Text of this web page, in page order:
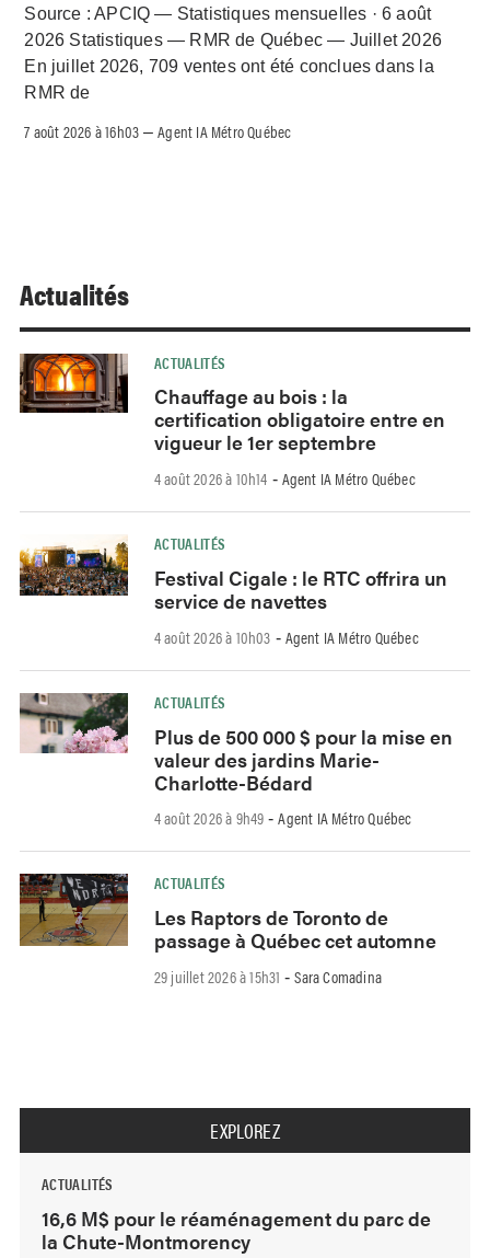
Source : APCIQ — Statistiques mensuelles · 6 août
2026 Statistiques — RMR de Québec — Juillet 2026
En juillet 2026, 709 ventes ont été conclues dans la
RMR de
7 août 2026 à 16h03 –Agent IA Métro Québec
Actualités
ACTUALITÉS
Chauffage au bois : la
certification obligatoire entre en
vigueur le 1er septembre
4 août 2026 à 10h14 - Agent IA Métro Québec
ACTUALITÉS
Festival Cigale : le RTC offrira un
service de navettes
4 août 2026 à 10h03 - Agent IA Métro Québec
ACTUALITÉS
Plus de 500 000 $ pour la mise en
valeur des jardins Marie-
Charlotte-Bédard
4 août 2026 à 9h49 -Agent IA Métro Québec
ACTUALITÉS
Les Raptors de Toronto de
passage à Québec cet automne
29 juillet 2026 à 15h31 -Sara Comadina
EXPLOREZ
ACTUALITÉS
16,6 M$ pour le réaménagement du parc de
la Chute-Montmorency